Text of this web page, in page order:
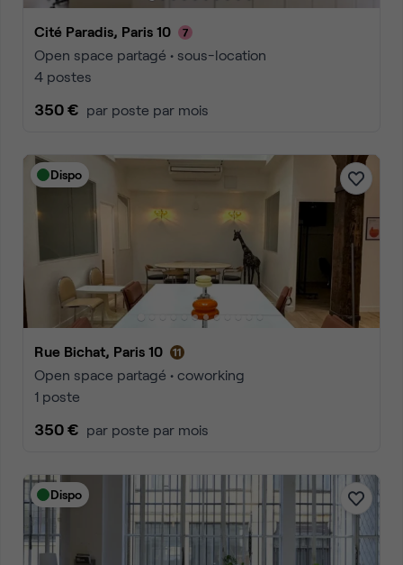
Cité Paradis, Paris 10
Open space partagé • sous-location
4 postes
350 € par poste par mois
Dispo
Rue Bichat, Paris 10
Open space partagé • coworking
1 poste
350 € par poste par mois
Dispo